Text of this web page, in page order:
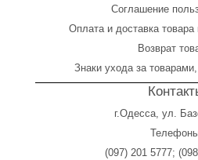
Соглашение
Оплата и доставка
Возврат
Знаки ухода за
г.Одесса, ул.
(097) 201 5777;